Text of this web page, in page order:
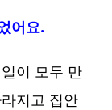
어요.
이 모두 만
지고 집안